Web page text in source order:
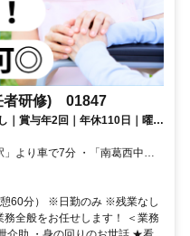
者研修) 01847
｜賞与年2回｜年休110日｜曜日
60分） ※日勤のみ ※残業なし
全般をお任せします！ ＜業務